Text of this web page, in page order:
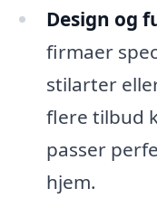
Design og
firmaer
stilarter
flere tilbud
passer
hjem.